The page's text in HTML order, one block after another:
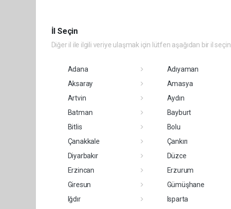
İl Seçin
Diğer il ile ilgili veriye ulaşmak için lütfen aşağıdan bir il seçin
Adana Adıyaman
Aksaray
Amasya
Artvin
Aydın
Batman
Bayburt
Bitlis
Bolu
Çanakkale
Çankırı
Diyarbakır
Düzce
Erzincan
Erzurum
Giresun
Gümüşhane
Iğdır
Isparta